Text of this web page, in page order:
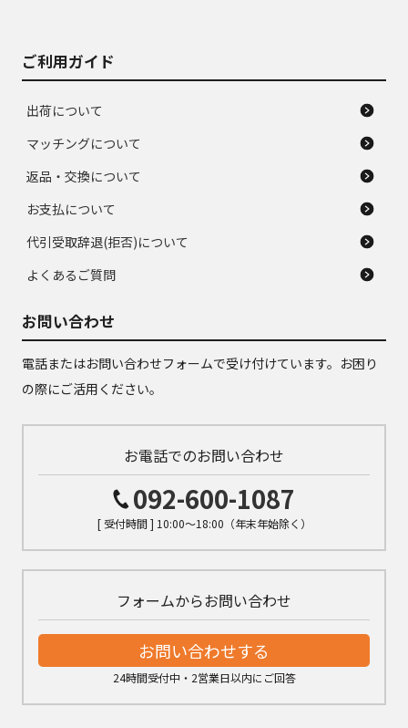
ご利用ガイド
出荷について
マッチングについて
返品・交換について
お支払について
代引受取辞退(拒否)について
よくあるご質問
お問い合わせ
電話またはお問い合わせフォームで受け付けています。お困り
の際にご活用ください。
お電話でのお問い合わせ
092-600-1087
[ 受付時間 ] 10:00～18:00（年末年始除く）
フォームからお問い合わせ
お問い合わせする
24時間受付中・2営業日以内にご回答